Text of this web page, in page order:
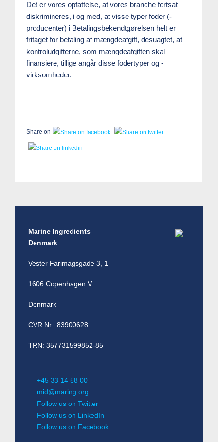
Det er vores opfattelse, at vores branche fortsat
diskrimineres, i og med, at visse typer foder (-
producenter) i Betalingsbekendtgørelsen helt er
fritaget for betaling af mængdeafgift, desuagtet, at
kontroludgifterne, som mængdeafgiften skal
finansiere, tillige angår disse fodertyper og -
virksomheder.
Share on
Marine Ingredients
Denmark
Vester Farimagsgade 3, 1.
1606 Copenhagen V
Denmark
CVR Nr.: 83900628
TRN: 357731599852-85
+45 33 14 58 00
mid@maring.org
Follow us on Twitter
Follow us on LinkedIn
Follow us on Facebook